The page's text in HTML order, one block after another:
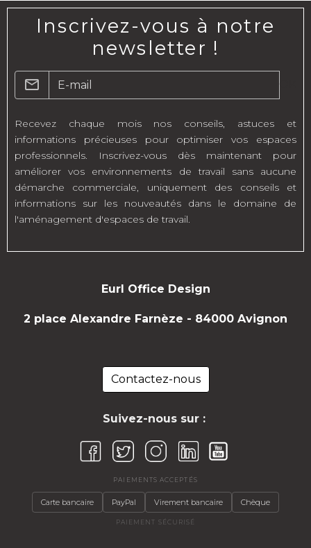
Inscrivez-vous à notre
newsletter !
Recevez chaque mois nos conseils, astuces et
informations précieuses pour optimiser vos espaces
professionnels. Inscrivez-vous dès maintenant pour
améliorer vos environnements de travail sans aucune
démarche commerciale, uniquement des conseils et
informations sur les nouveautés dans le domaine de
l'aménagement d'espaces de travail.
Eurl Office Design
2 place Alexandre Farnèze - 84000 Avignon
Contactez-nous
Suivez-nous sur :
PAIEMENTS ACCEPTÉS
Carte bancaire PayPal Virement bancaire Chèque
PAIEMENT SÉCURISÉ